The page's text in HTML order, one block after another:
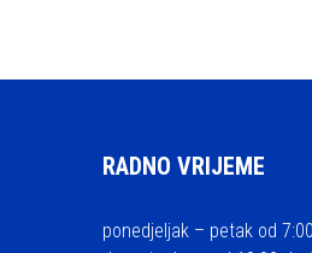
RADNO VRIJEME
ponedjeljak – petak od